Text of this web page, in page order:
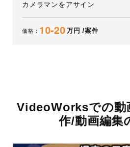
カメラマンをアサイン
価格： 10-20 万円 /案件
VideoWorksでの動
作/動画編集